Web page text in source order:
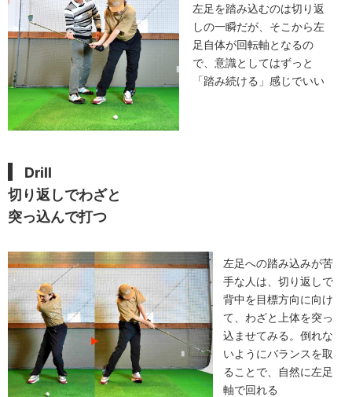
左足を踏み込むのは切り返
しの一瞬だが、そこから左
足自体が回転軸となるの
で、意識としてはずっと
「踏み続ける」感じでいい
Drill
切り返しでわざと
突っ込んで打つ
左足への踏み込みが苦
手な人は、切り返しで
背中を目標方向に向け
て、わざと上体を突っ
込ませてみる。倒れな
いようにバランスを取
ることで、自然に左足
軸で回れる